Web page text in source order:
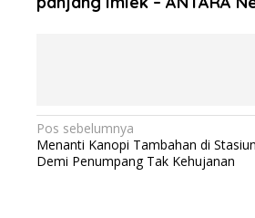
N
a
Pos sebelumnya
Menanti Kanopi Tambahan di
Demi Penumpang Tak Kehujanan